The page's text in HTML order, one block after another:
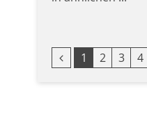
Vorherige Seite
1 2 3 4